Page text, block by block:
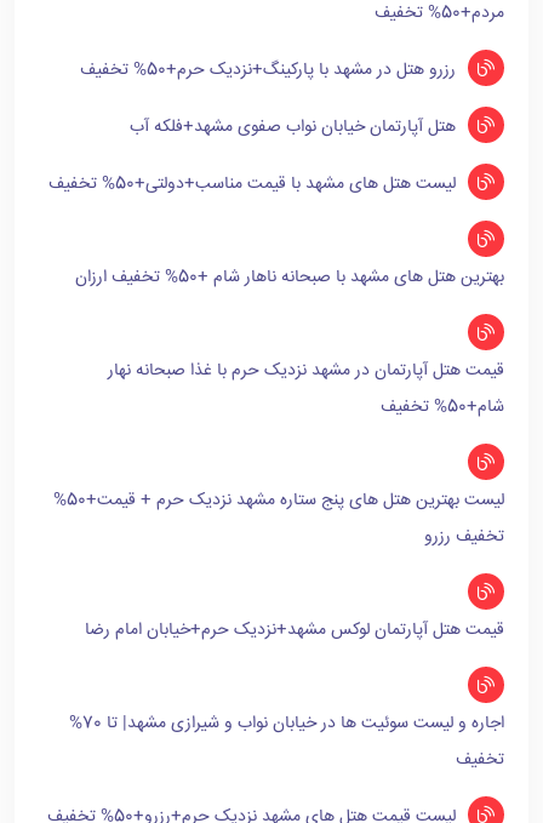
مردم+50% تخفیف
رزرو هتل در مشهد با پارکینگ+نزدیک حرم+50% تخفیف
هتل آپارتمان خیابان نواب صفوی مشهد+فلکه آب
لیست هتل های مشهد با قیمت مناسب+دولتی+50% تخفیف
بهترین هتل های مشهد با صبحانه ناهار شام +50% تخفیف ارزان
قیمت هتل آپارتمان در مشهد نزدیک حرم با غذا صبحانه نهار
شام+50% تخفیف
لیست بهترین هتل های پنج ستاره مشهد نزدیک حرم + قیمت+50%
تخفیف رزرو
قیمت هتل آپارتمان لوکس مشهد+نزدیک حرم+خیابان امام رضا
اجاره و لیست سوئیت ها در خیابان نواب و شیرازی مشهد| تا 70%
تخفیف
لیست قیمت هتل های مشهد نزدیک حرم+رزرو+50% تخفیف